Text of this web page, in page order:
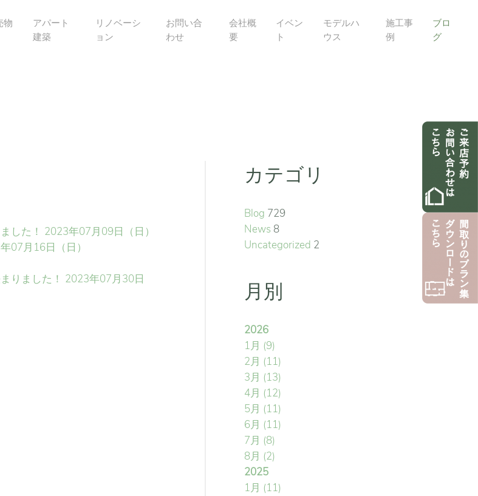
物
アパート
建築
リノベーシ
ョン
お問い合
わせ
会社概
要
イベン
ト
モデルハ
ウス
施工事
例
ブロ
グ
した！ 2023年07月09日（日）
07月16日（日）
りました！ 2023年07月30日
カテゴリ
Blog 729
News 8
Uncategorized 2
月別
2026
1月 (9)
2月 (11)
3月 (13)
4月 (12)
5月 (11)
6月 (11)
7月 (8)
8月 (2)
2025
1月 (11)